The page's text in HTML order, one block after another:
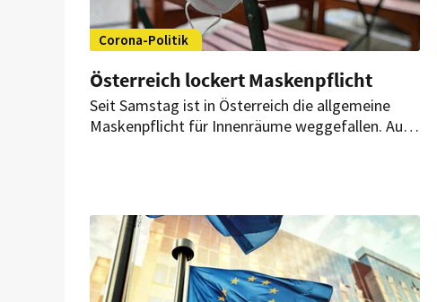
Corona-Politik
Österreich lockert Maskenpflicht
Seit Samstag ist in Österreich die allgemeine
Maskenpflicht für Innenräume weggefallen. Auch